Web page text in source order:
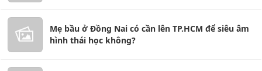
Mẹ bầu ở Đồng Nai có cần lên TP.HCM để siêu âm
hình thái học không?